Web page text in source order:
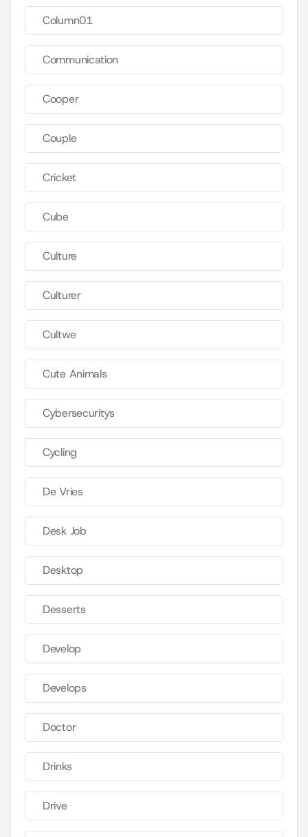
Column01
Communication
Cooper
Couple
Cricket
Cube
Culture
Culturer
Cultwe
Cute Animals
Cybersecuritys
Cycling
De Vries
Desk Job
Desktop
Desserts
Develop
Develops
Doctor
Drinks
Drive